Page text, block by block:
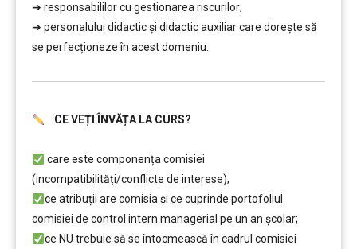
➔ responsabililor cu gestionarea riscurilor;
➔ personalului didactic și didactic auxiliar care doreşte să
se perfecționeze în acest domeniu.
CE VEȚI ÎNVĂȚA LA CURS?
care este componența comisiei
(incompatibilități/conflicte de interese);
ce atribuții are comisia și ce cuprinde portofoliul
comisiei de control intern managerial pe un an școlar;
ce NU trebuie să se întocmească în cadrul comisiei